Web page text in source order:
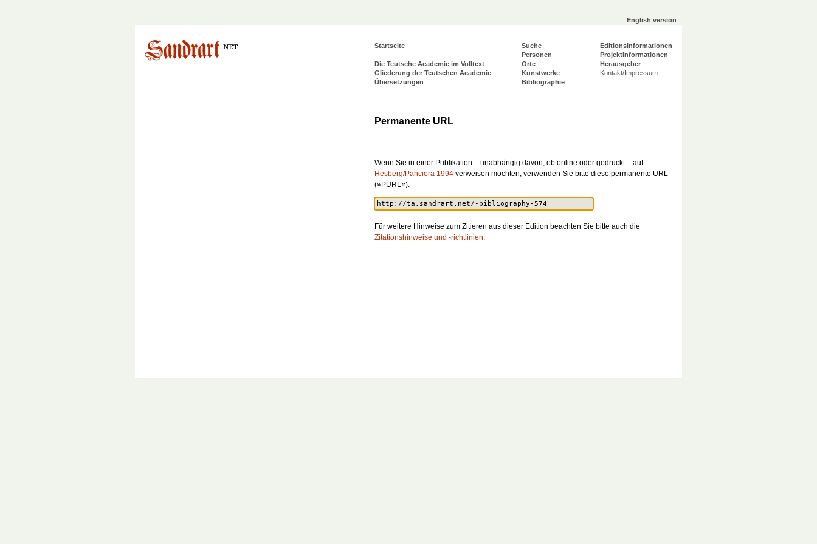
English version
Startseite
Die Teutsche Academie im Volltext
Gliederung der Teutschen Academie
Übersetzungen
Suche
Personen
Orte
Kunstwerke
Bibliographie
Editionsinformationen
Projektinformationen
Herausgeber
Kontakt/Impressum
Permanente URL
Wenn Sie in einer Publikation – unabhängig davon, ob online oder gedruckt – auf
Hesberg/Panciera 1994 verweisen möchten, verwenden Sie bitte diese permanente URL
(»PURL«):
Für weitere Hinweise zum Zitieren aus dieser Edition beachten Sie bitte auch die
Zitationshinweise und -richtlinien